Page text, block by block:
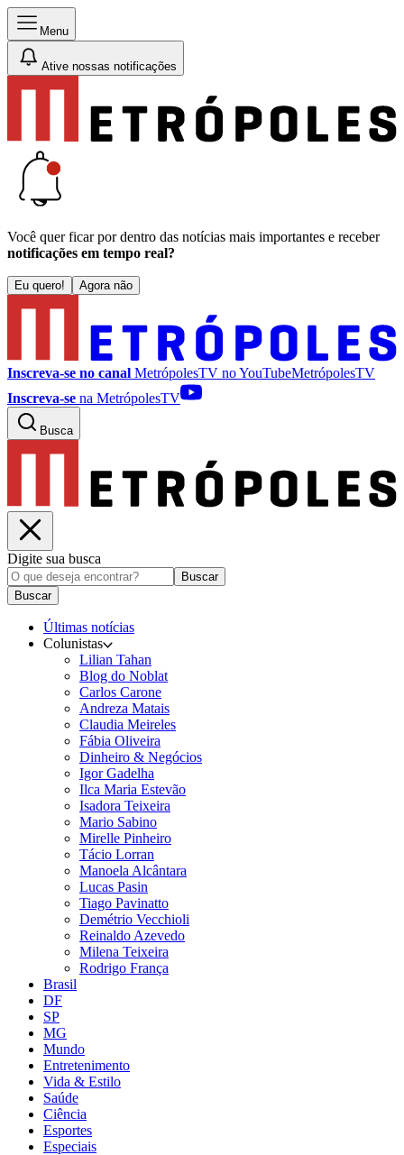
Menu
Ative nossas notificações
Você quer ficar por dentro das notícias mais importantes e receber
notificações em tempo real?
Eu quero! Agora não
Inscreva-se no canal MetrópolesTV noYouTubeMetrópolesTV
Inscreva-se na MetrópolesTV
Busca
Digite sua busca
Buscar
Buscar
Últimas notícias
Colunistas
Lilian Tahan
Blog do Noblat
Carlos Carone
Andreza Matais
Claudia Meireles
Fábia Oliveira
Dinheiro & Negócios
Igor Gadelha
Ilca Maria Estevão
Isadora Teixeira
Mario Sabino
Mirelle Pinheiro
Tácio Lorran
Manoela Alcântara
Lucas Pasin
Tiago Pavinatto
Demétrio Vecchioli
Reinaldo Azevedo
Milena Teixeira
Rodrigo França
Brasil
DF
SP
MG
Mundo
Entretenimento
Vida & Estilo
Saúde
Ciência
Esportes
Especiais